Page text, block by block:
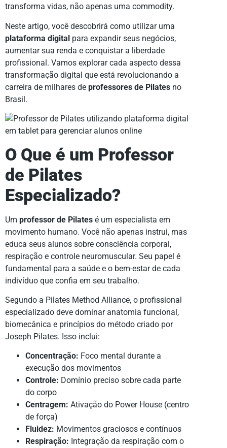
transforma vidas, não apenas uma commodity.
Neste artigo, você descobrirá como utilizar uma
plataforma digital para expandir seus negócios,
aumentar sua renda e conquistar a liberdade
profissional. Vamos explorar cada aspecto dessa
transformação digital que está revolucionando a
carreira de milhares de professores de Pilates no
Brasil.
O Que é um Professor
de Pilates
Especializado?
Um professor de Pilates é um especialista em
movimento humano. Você não apenas instrui, mas
educa seus alunos sobre consciência corporal,
respiração e controle neuromuscular. Seu papel é
fundamental para a saúde e o bem-estar de cada
indivíduo que confia em seu trabalho.
Segundo a Pilates Method Alliance, o profissional
especializado deve dominar anatomia funcional,
biomecânica e princípios do método criado por
Joseph Pilates. Isso inclui:
Concentração: Foco mental durante a
execução dos movimentos
Controle: Domínio preciso sobre cada parte
do corpo
Centragem: Ativação do Power House (centro
de força)
Fluidez: Movimentos graciosos e contínuos
Respiração: Integração da respiração com o